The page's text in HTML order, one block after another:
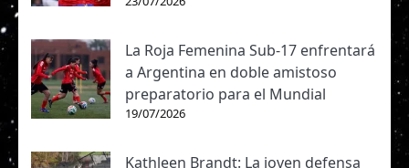
La Roja Femenina Sub-17 enfrentará
a Argentina en doble amistoso
preparatorio para el Mundial
19/07/2026
Kathleen Brandt: La joven defensa